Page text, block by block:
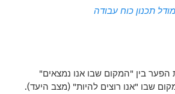
מודל תכנון כוח עבודה
הפער בין "המקום שבו אנו נמצאים"
שבו "אנו רוצים להיות" (מצב היעד).